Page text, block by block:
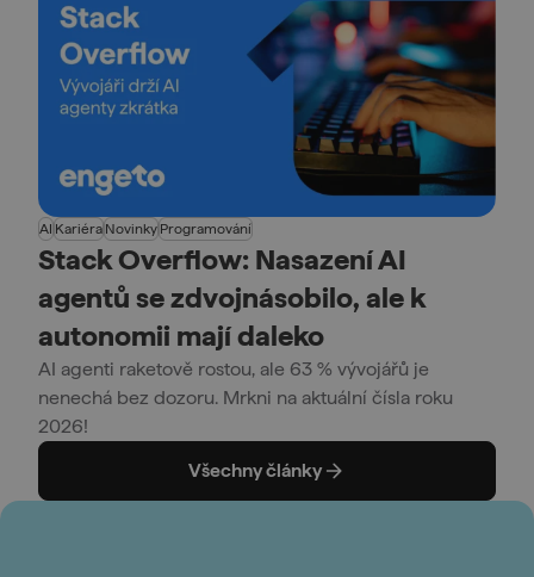
AI Kariéra Novinky Programování
Stack Overflow: Nasazení AI
agentů se zdvojnásobilo, ale k
autonomii mají daleko
AI agenti raketově rostou, ale 63 % vývojářů je
nenechá bez dozoru. Mrkni na aktuální čísla roku
2026!
Všechny články